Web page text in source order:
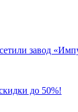
завод
до 50%!